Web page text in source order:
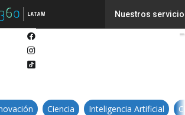
Nuestros
Ciencia Inteligencia Artificial